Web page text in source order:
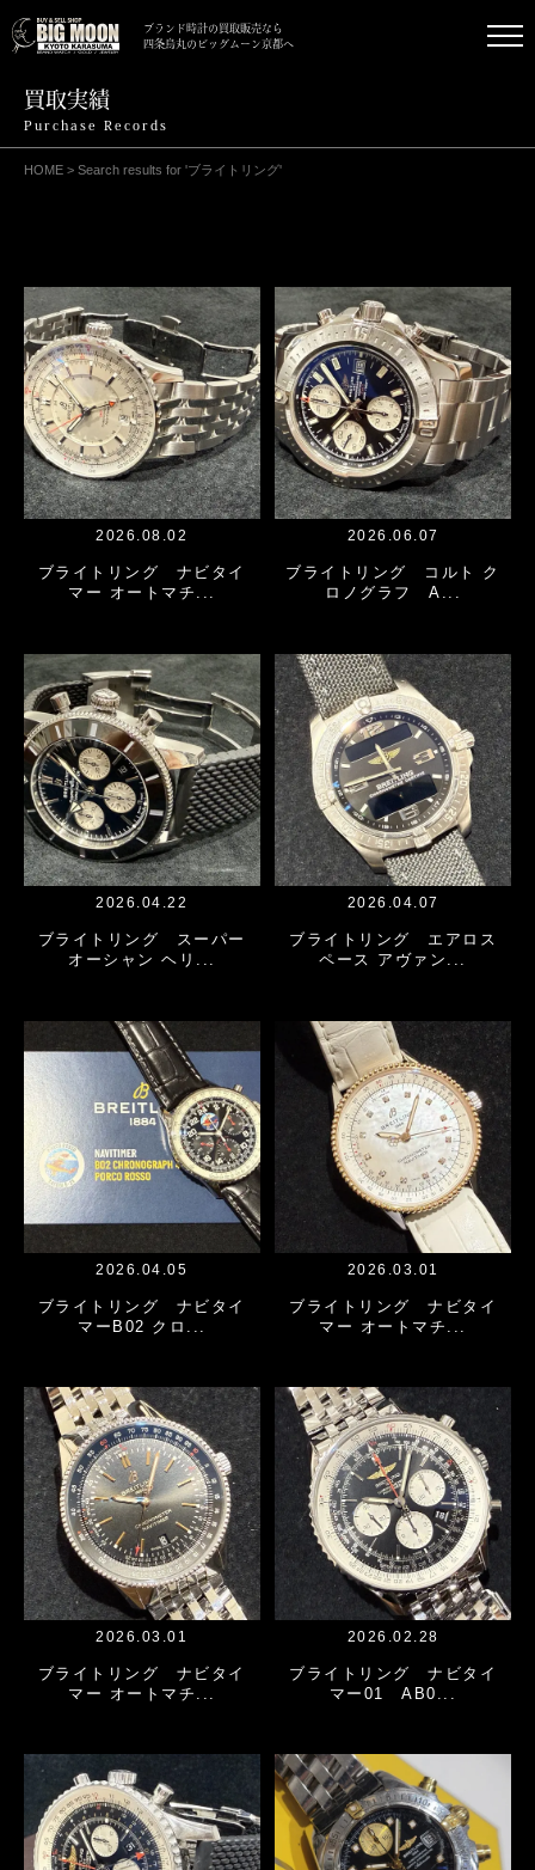
ブランド時計の買取販売なら
四条烏丸のビッグムーン京都へ
買取実績
Purchase Records
HOME > Search results for 'ブライトリング'
2026.08.02
ブライトリング ナビタイ
マー オートマチ...
2026.06.07
ブライトリング コルト ク
ロノグラフ A...
2026.04.22
ブライトリング スーパー
オーシャン ヘリ...
2026.04.07
ブライトリング エアロス
ペース アヴァン...
2026.04.05
ブライトリング ナビタイ
マーB02 クロ...
2026.03.01
ブライトリング ナビタイ
マー オートマチ...
2026.03.01
ブライトリング ナビタイ
マー オートマチ...
2026.02.28
ブライトリング ナビタイ
マー01 AB0...